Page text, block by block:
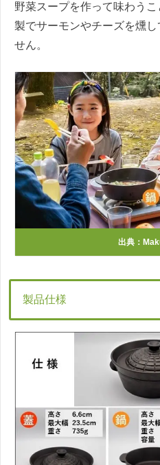
野菜スープを作って味わう
製でサーモンやチーズを燻
せん。
出典：
製品仕様